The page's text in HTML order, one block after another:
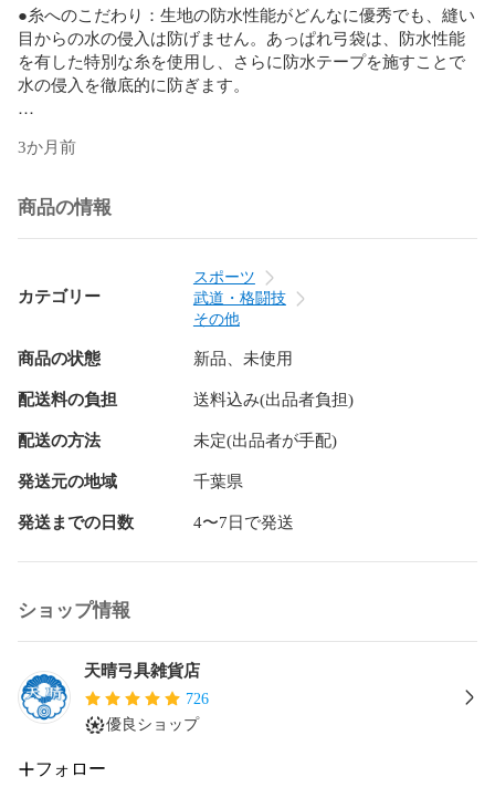
●糸へのこだわり：生地の防水性能がどんなに優秀でも、縫い
目からの水の侵入は防げません。あっぱれ弓袋は、防水性能
を有した特別な糸を使用し、さらに防水テープを施すことで
水の侵入を徹底的に防ぎます。
●高機能生地：「ハイブリザテック」
ベル
※透湿性：透湿度8,500g/㎡/24HRレベル（※単位を一般的な表
記に補正しています）
●特殊糸：「超撥水糸ビニモ」縫い目からの浸水も防ぎます。
●形状：弦を張ったままの弓を2張り収納可能
●石突：ゴムコーティング
●色：千茶色（オリーブグリーンに近い色味）
​【ご購入の際の注意点】
お客様に安心してご使用いただくために、以下の点をご確認
​●サイズ選択のお願い：ご注文の際は、必ずご希望のサイズを
設計ですが、強弓の場合や、弓巻・弓袋に弓を入れた状態で
収納する場合、2張りでは窮屈に感じる可能性がございます。
また、くすねでべたつく弦の場合、出し入れの際に引っかか
りやすいというお声もいただいております。
よりゆったりと使いたい方のために、サイズに余裕を持たせ
た「巾広タイプ」もご用意しております。ぜひご検討くださ
●生地について：こちらの素材は、擦れた表面が白っぽくなる
ことがございます。
3か月前
商品の情報
カテゴリー
スポーツ
武道・格闘技
その他
商品の状態 新品、未使用
配送料の負担 送料込み(出品者負担)
配送の方法 未定(出品者が手配)
発送元の地域 千葉県
発送までの日数 4〜7日で発送
ショップ情報
天晴弓具雑貨店
726
優良ショップ
フォロー